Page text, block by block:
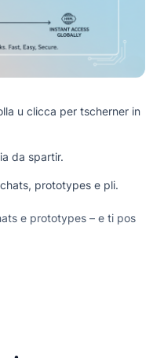
u clicca per tscherner in
da spartir.
prototypes e pli.
e prototypes – e ti pos